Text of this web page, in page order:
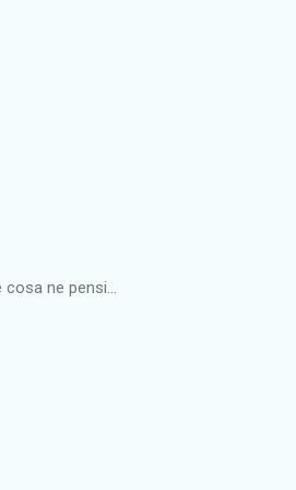
ne pensi...